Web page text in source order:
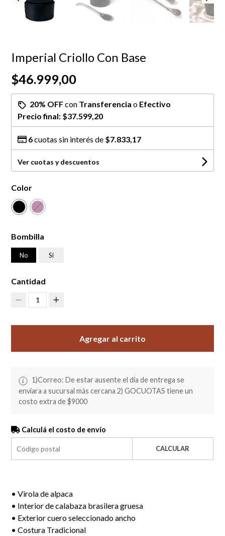
Imperial Criollo Con Base
$46.999,00
20% OFFcon Transferencia o Efectivo
Precio final: $37.599,20
6cuotas sin interés de $7.833,17
Ver cuotas y descuentos
Color
Bombilla
No Si
Cantidad
1
Agregar al carrito
1)Correo: De estar ausente el día de entrega se
enviara a sucursal más cercana 2) GOCUOTAS tiene un
costo extra de $9000
Calculá el costo de envío
CALCULAR
• Virola de alpaca
• Interior de calabaza brasilera gruesa
• Exterior cuero seleccionado ancho
• Costura Tradicional